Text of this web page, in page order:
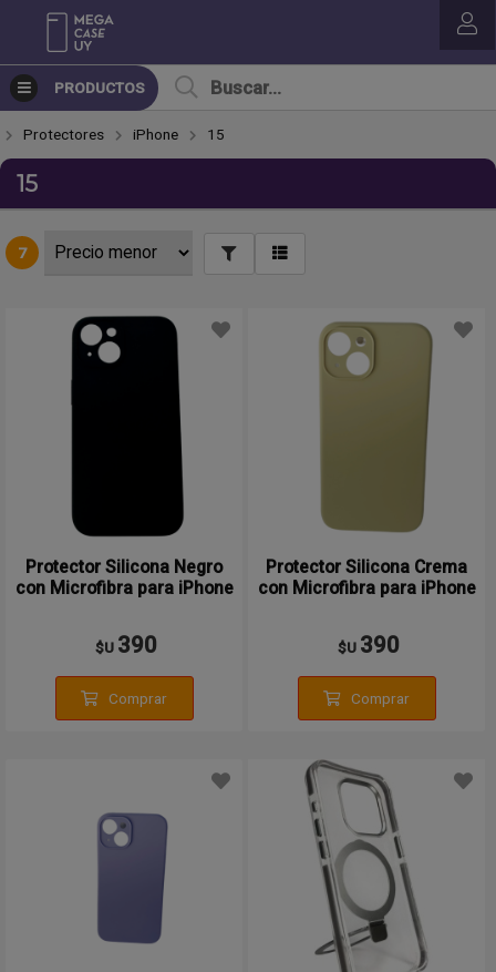
PRODUCTOS
Protectores iPhone 15
15
7
Protector Silicona Negro
con Microfibra para iPhone
$U 390
Comprar
Protector Silicona Crema
con Microfibra para iPhone
$U 390
Comprar